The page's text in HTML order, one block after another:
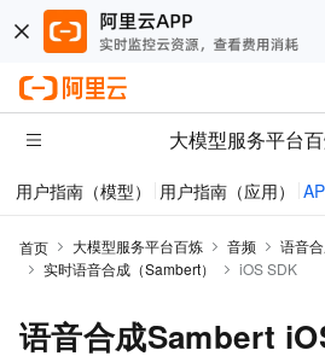
大模型服务平台
用户指南（模型） 用户指南（应用）
首页 大模型服务平台百炼 音频
语音
实时语音合成（Sambert）
iOS SDK
语音合成Sambert